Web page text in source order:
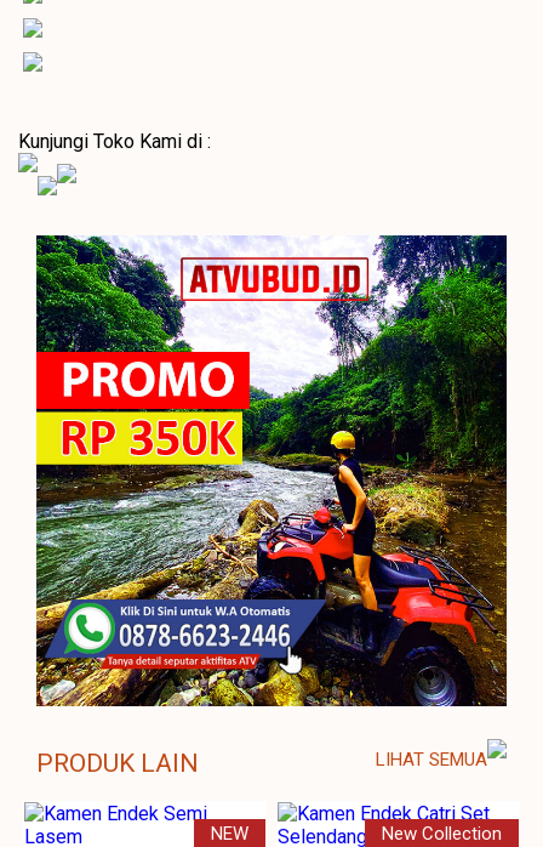
Kunjungi Toko Kami di :
PRODUK LAIN LIHAT SEMUA
NEW New Collection